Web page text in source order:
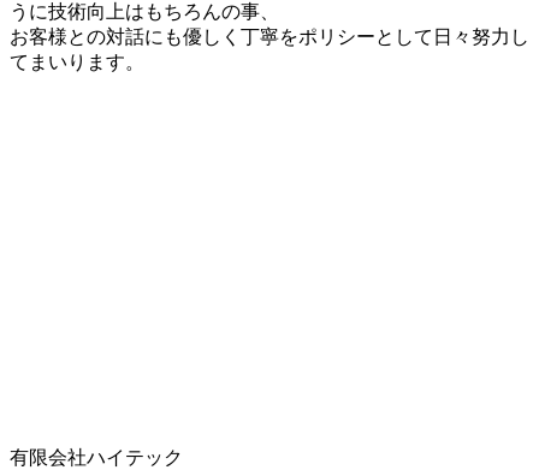
うに技術向上はもちろんの事、
お客様との対話にも優しく丁寧をポリシーとして日々努力し
てまいります。
有限会社ハイテック